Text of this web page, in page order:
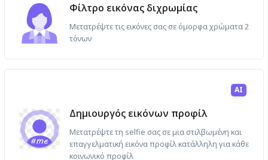
Φίλτρο εικόνας διχρωμίας
Μετατρέψτε τις εικόνες σας σε όμορφα χρώματα 2
τόνων
AI
Δημιουργός εικόνων προφίλ
Μετατρέψτε τη selfie σας σε μια στιλβωμένη και
επαγγελματική εικόνα προφίλ κατάλληλη για κάθε
κοινωνικό προφίλ